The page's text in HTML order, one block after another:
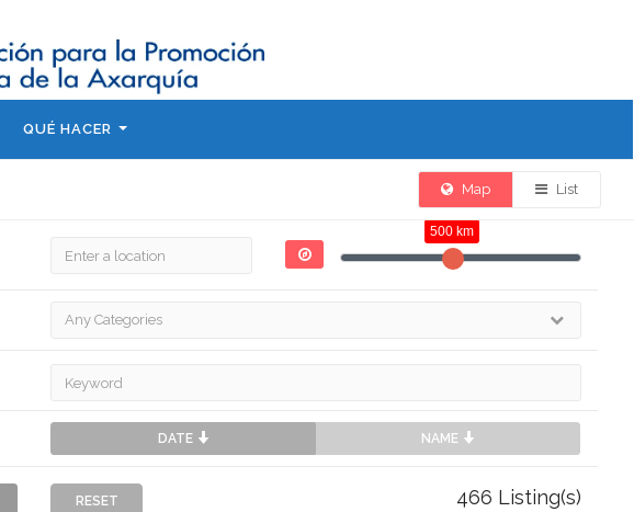
QUÉ HACER
Map List
500 km
DATE NAME
RESET 466 Listing(s)